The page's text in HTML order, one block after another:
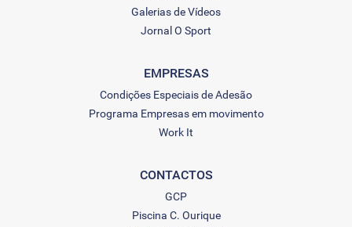
Galerias de Vídeos
Jornal O Sport
EMPRESAS
Condições Especiais de Adesão
Programa Empresas em movimento
Work It
CONTACTOS
GCP
Piscina C. Ourique